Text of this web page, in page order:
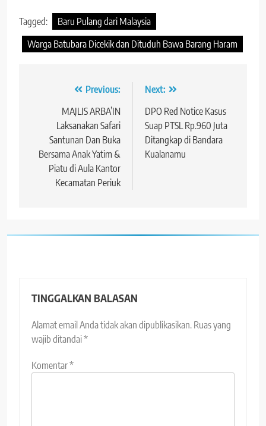
Tagged:
Baru Pulang dari Malaysia
Warga Batubara Dicekik dan Dituduh Bawa Barang Haram
Navigasi Previous:
MAJLIS ARBA’IN
Laksanakan Safari
Santunan Dan Buka
Bersama Anak Yatim &
Piatu di Aula Kantor
Kecamatan Periuk
Next:
DPO Red Notice Kasus
Suap PTSL Rp.960 Juta
Ditangkap di Bandara
Kualanamu
TINGGALKAN BALASAN
Alamat email Anda tidak akan dipublikasikan. Ruas yang
wajib ditandai*
Komentar*